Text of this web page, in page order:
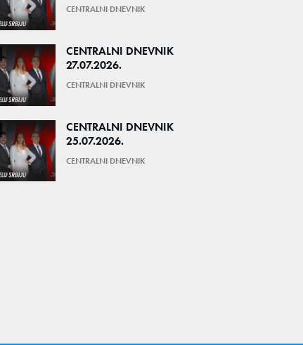
CENTRALNI DNEVNIK
CENTRALNI DNEVNIK
27.07.2026.
CENTRALNI DNEVNIK
CENTRALNI DNEVNIK
25.07.2026.
CENTRALNI DNEVNIK